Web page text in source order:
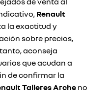
Renault
la exactitud y
sobre precios,
aconseja
que acudan a
de confirmar la
Talleres Archeno